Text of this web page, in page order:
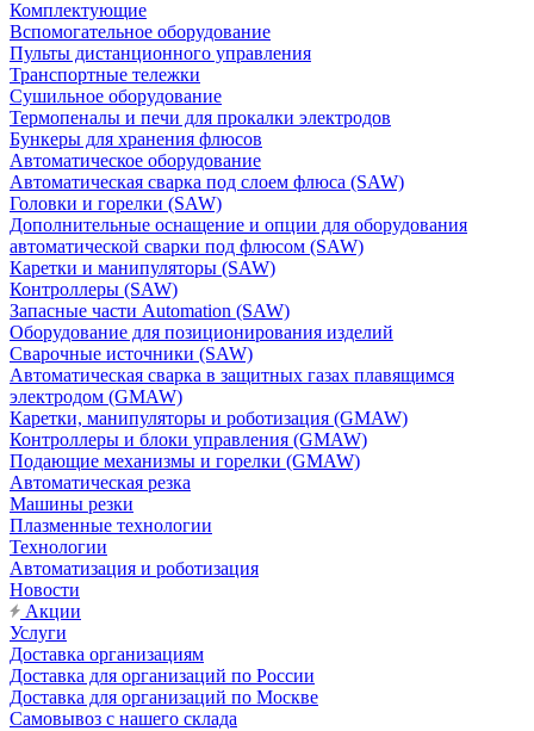
Комплектующие
Вспомогательное оборудование
Пульты дистанционного управления
Транспортные тележки
Сушильное оборудование
Термопеналы и печи для прокалки электродов
Бункеры для хранения флюсов
Автоматическое оборудование
Автоматическая сварка под слоем флюса (SAW)
Головки и горелки (SAW)
Дополнительные оснащение и опции для оборудования
автоматической сварки под флюсом (SAW)
Каретки и манипуляторы (SAW)
Контроллеры (SAW)
Запасные части Automation (SAW)
Оборудование для позиционирования изделий
Сварочные источники (SAW)
Автоматическая сварка в защитных газах плавящимся
электродом (GMAW)
Каретки, манипуляторы и роботизация (GMAW)
Контроллеры и блоки управления (GMAW)
Подающие механизмы и горелки (GMAW)
Автоматическая резка
Машины резки
Плазменные технологии
Технологии
Автоматизация и роботизация
Новости
Акции
Услуги
Доставка организациям
Доставка для организаций по России
Доставка для организаций по Москве
Самовывоз с нашего склада